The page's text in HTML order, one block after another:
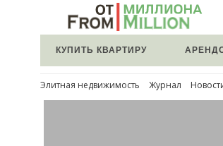
КУПИТЬ КВАРТИРУ
Элитная недвижимость Журнал